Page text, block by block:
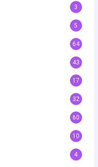
3
5
64
43
17
32
60
10
4